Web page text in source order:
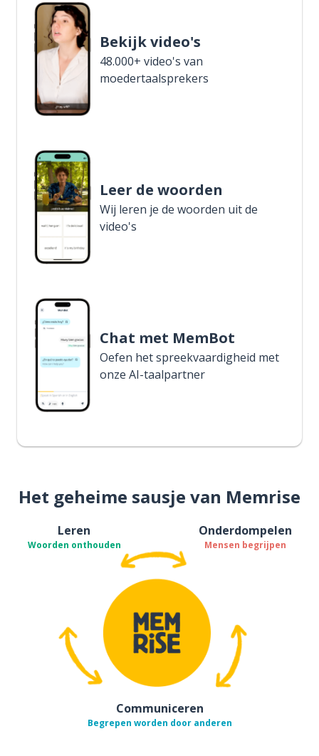
Bekijk video's
48.000+ video's van
moedertaalsprekers
Leer de woorden
Wij leren je de woorden uit de
video's
Chat met MemBot
Oefen het spreekvaardigheid met
onze AI-taalpartner
Het geheime sausje van Memrise
Leren
Woorden onthouden
Onderdompelen
Mensen begrijpen
Communiceren
Begrepen worden door anderen